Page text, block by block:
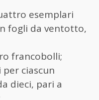
esemplari
fogli da ventotto,
francobolli;
ciascun
dieci, pari a